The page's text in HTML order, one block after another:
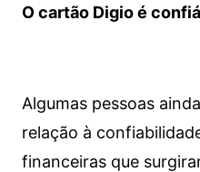
O cartão Digio é
Algumas pessoas
relação à
financeiras que